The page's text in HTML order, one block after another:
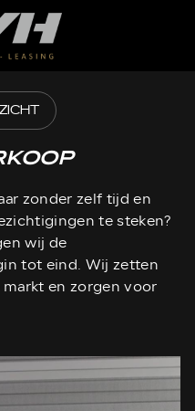
zonder zelf tijd en
te steken?
wij de
tot eind. Wij zetten
en zorgen voor